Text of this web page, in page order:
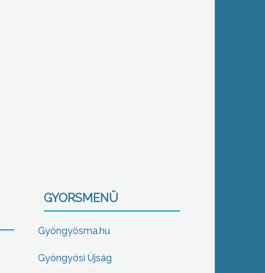
GYORSMENÜ
Gyöngyösma.hu
Gyöngyösi Újság